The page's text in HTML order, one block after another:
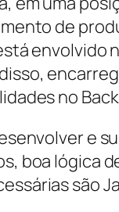
de
envolvido
no
e
boa lógica
são